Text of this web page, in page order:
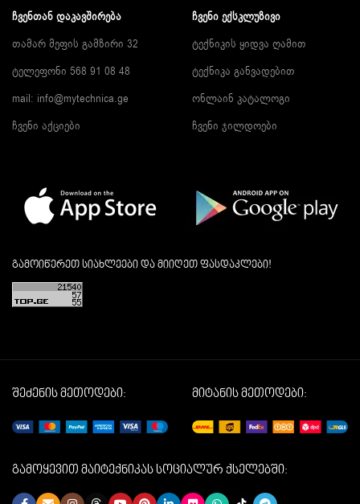
ᲩᲕᲔᲜᲗᲐᲜ ᲓᲐᲙᲐᲕᲨᲘᲠᲔᲑᲐ
თამარ მეფის გამზირი 32
ტელეფონი 568 91 08 48
mail: info@mytechnica.ge
ჩვენი აქციები
ᲩᲕᲔᲜᲘ ᲔᲥᲡᲙᲚᲣᲖᲘᲕᲘ
ტექნიკის ყიდვა ღამით
ტექნიკა განვადებით
ონლაინ კატალოგი
ჩვენი ჯილდოები
გამოიწერეთ სიახლეები და მიიღეთ ფასდაკლები!
შეძენის მეთოდები: მიტანის მეთოდები:
გამოყევით მაიტექნიკას სოციალურ ქსელებში: